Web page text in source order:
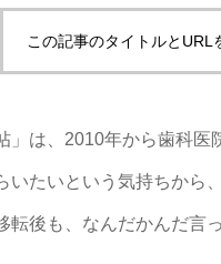
この記事のタイトルとURL
」は、2010年から歯科
いたいという気持ちから
後も、なんだかんだ言